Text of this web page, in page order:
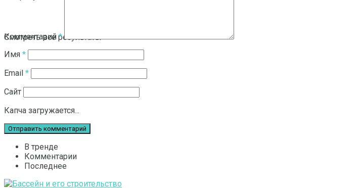
Смотреть все результаты
Комментарий*
Имя *
Email *
Сайт
Капча загружается...
В тренде
Комментарии
Последнее